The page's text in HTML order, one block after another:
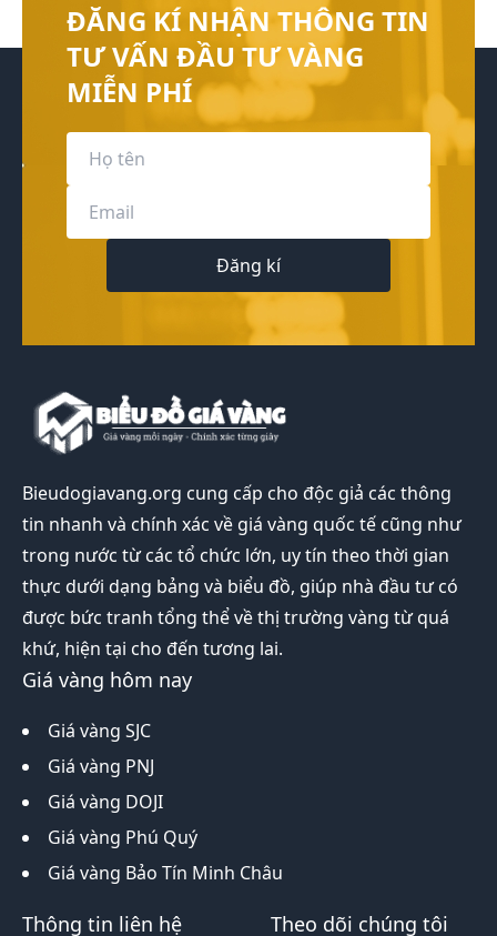
ĐĂNG KÍ NHẬN THÔNG TIN
TƯ VẤN ĐẦU TƯ VÀNG
MIỄN PHÍ
Đăng kí
Bieudogiavang.org cung cấp cho độc giả các thông
tin nhanh và chính xác về giá vàng quốc tế cũng như
trong nước từ các tổ chức lớn, uy tín theo thời gian
thực dưới dạng bảng và biểu đồ, giúp nhà đầu tư có
được bức tranh tổng thể về thị trường vàng từ quá
khứ, hiện tại cho đến tương lai.
Giá vàng hôm nay
Giá vàng SJC
Giá vàng PNJ
Giá vàng DOJI
Giá vàng Phú Quý
Giá vàng Bảo Tín Minh Châu
Thông tin liên hệ Theo dõi chúng tôi